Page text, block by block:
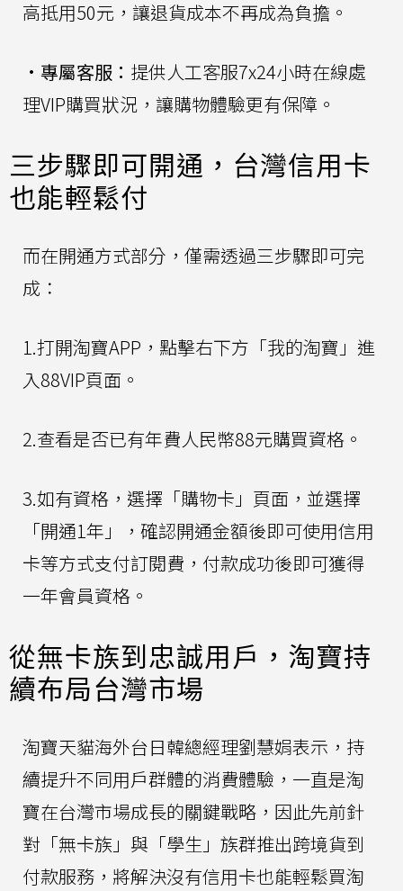
高抵用50元，讓退貨成本不再成為負擔。
• 專屬客服： 提供人工客服7x24小時在線處
理VIP購買狀況，讓購物體驗更有保障。
三步驟即可開通，台灣信用卡
也能輕鬆付
而在開通方式部分，僅需透過三步驟即可完
成：
1.打開淘寶APP，點擊右下方「我的淘寶」進
入88VIP頁面。
2.查看是否已有年費人民幣88元購買資格。
3.如有資格，選擇「購物卡」頁面，並選擇
「開通1年」，確認開通金額後即可使用信用
卡等方式支付訂閱費，付款成功後即可獲得
一年會員資格。
從無卡族到忠誠用戶，淘寶持
續布局台灣市場
淘寶天貓海外台日韓總經理劉慧娟表示，持
續提升不同用戶群體的消費體驗，一直是淘
寶在台灣市場成長的關鍵戰略，因此先前針
對「無卡族」與「學生」族群推出跨境貨到
付款服務，將解決沒有信用卡也能輕鬆買淘